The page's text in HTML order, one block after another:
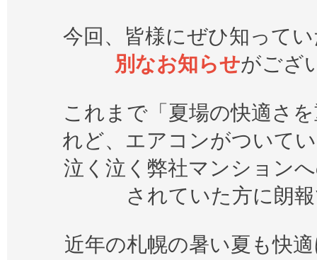
今回、皆様にぜひ知って
別なお知らせがござ
これまで「夏場の快適さ
れど、エアコンがついて
泣く泣く弊社マンション
されていた方に朗
近年の札幌の暑い夏も快